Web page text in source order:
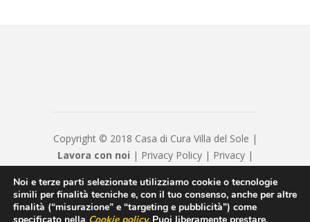
Copyright © 2018 Casa di Cura Villa del Sole |
Lavora con noi | Privacy Policy| Privacy|
Hyppocratica S.P.A. - Casa Di Cura Villa Del
Sole - Cap. Soc. € 120120 - Numero REA IS
Noi e terze parti selezionate utilizziamo cookie o tecnologie
simili per finalità tecniche e, con il tuo consenso, anche per altre
finalità (“misurazione” e “targeting e pubblicità”) come